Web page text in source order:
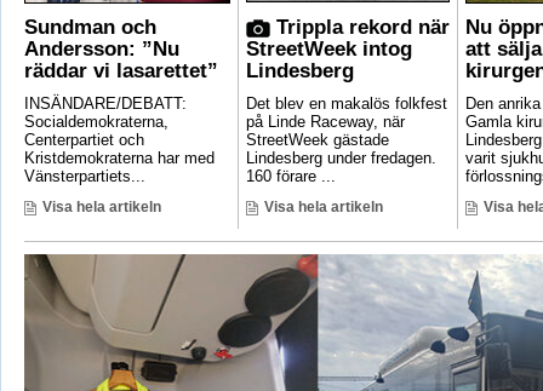
Sundman och
Andersson: ”Nu
räddar vi lasarettet”
INSÄNDARE/DEBATT:
Socialdemokraterna,
Centerpartiet och
Kristdemokraterna har med
Vänsterpartiets...
Visa hela artikeln
Trippla rekord när
StreetWeek intog
Lindesberg
Det blev en makalös folkfest
på Linde Raceway, när
StreetWeek gästade
Lindesberg under fredagen.
160 förare ...
Visa hela artikeln
Nu
att
Den
Gamla
varit
Visa